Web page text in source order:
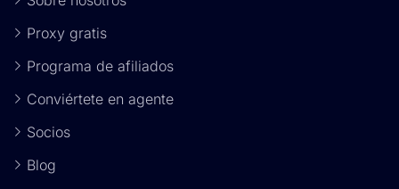
Proxy gratis
Programa de afiliados
Conviértete en agente
Socios
Blog